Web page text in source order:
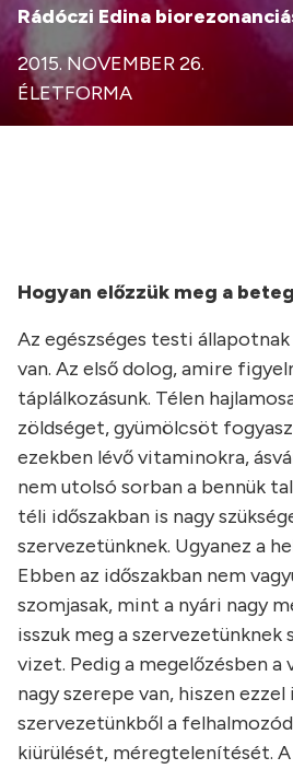
Rádóczi Edina
2015. NOVEMBER 26.
ÉLETFORMA
Hogyan előzzük meg a
Az egészséges testi
van. Az első dolog, amire
táplálkozásunk. Télen
zöldséget, gyümölcsöt
ezekben lévő vitaminokra,
nem utolsó sorban a bennük
téli időszakban is nagy
szervezetünknek. Ugyanez a
Ebben az időszakban nem
szomjasak, mint a nyári nagy
isszuk meg a szervezetünknek
vizet. Pedig a megelőzésben a
nagy szerepe van, hiszen ezzel
szervezetünkből a
kiürülését, méregtelenítését.